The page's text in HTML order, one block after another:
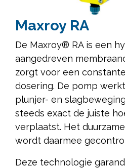
Maxroy RA
De Maxroy® RA is een
aangedreven
zorgt voor een
dosering. De pomp
plunjer- en
steeds exact de juiste
verplaatst. Het
wordt daarmee
Deze technologie